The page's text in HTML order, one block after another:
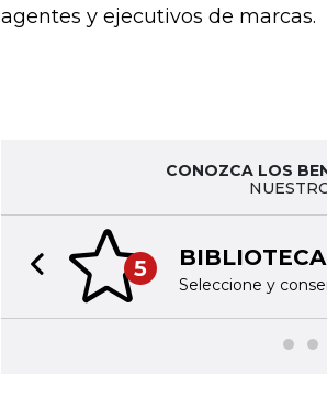
agentes y ejecutivos de marcas.
CONOZCA LOS
5
Seleccione y
Previous slide